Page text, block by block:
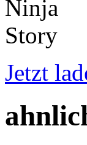
Jetzt